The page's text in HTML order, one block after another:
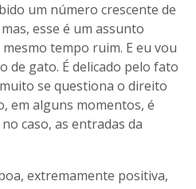
um número crescente de
esse é um assunto
tempo ruim. E eu vou
de gato. É delicado pelo fato
se questiona o direito
em alguns momentos, é
caso, as entradas da
extremamente positiva,